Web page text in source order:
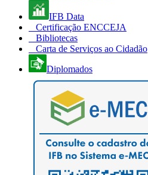
IFB Data
Certificação ENCCEJA
Bibliotecas
Carta de Serviços ao Cidadão
Diplomados